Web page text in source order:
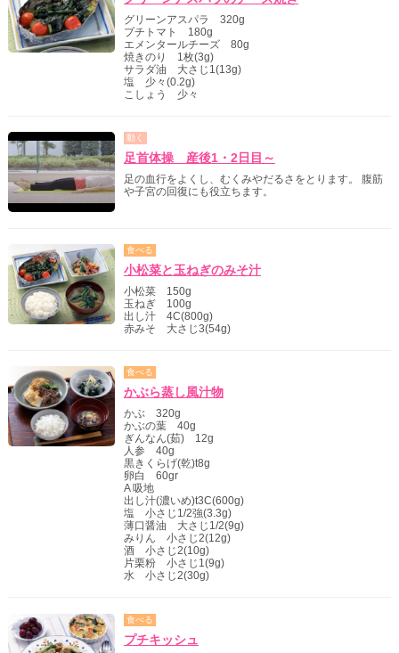
グリーンアスパラ 320g
プチトマト 180g
エメンタールチーズ 80g
焼きのり 1枚(3g)
サラダ油 大さじ1(13g)
塩 少々(0.2g)
こしょう 少々
動く
足首体操 産後1・2日目～
足の血行をよくし、むくみやだるさをとります。 腹筋
や子宮の回復にも役立ちます。
食べる
小松菜と玉ねぎのみそ汁
小松菜 150g
玉ねぎ 100g
出し汁 4C(800g)
赤みそ 大さじ3(54g)
食べる
かぶら蒸し風汁物
かぶ 320g
かぶの葉 40g
ぎんなん(茹) 12g
人参 40g
黒きくらげ(乾)t8g
卵白 60gr
A 吸地
出し汁(濃いめ)t3C(600g)
塩 小さじ1/2強(3.3g)
薄口醤油 大さじ1/2(9g)
みりん 小さじ2(12g)
酒 小さじ2(10g)
片栗粉 小さじ1(9g)
水 小さじ2(30g)
食べる
プチキッシュ